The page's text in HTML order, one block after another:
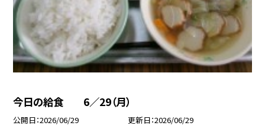
今日の給食 6／29（月）
公開日 2026/06/29 更新日 2026/06/29